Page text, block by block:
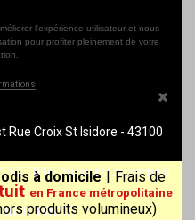
l'expérience utilisateur et nous
pour profiter pleinement de votre
Rue Croix St Isidore - 43100
50 10 07 du mardi au samedi
18h30)
à domicile | Frais de
en France métropolitaine
produits volumineux)